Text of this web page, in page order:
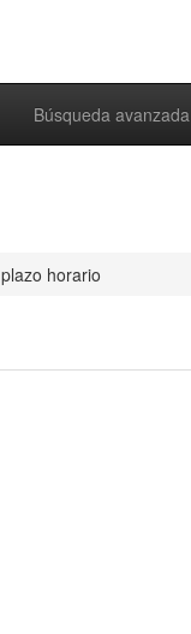
Búsqueda avanzada
plazo horario